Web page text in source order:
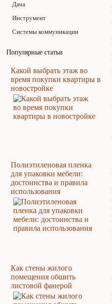
Дача
Инструмент
Системы коммуникации
Популярные статьи
Какой выбрать этаж во
время покупки квартиры в
новостройке
Полиэтиленовая пленка
для упаковки мебели:
достоинства и правила
использования
Как стены жилого
помещения обшить
листовой фанерой